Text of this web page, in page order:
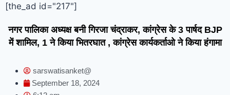
[the_ad id="217"]
नगर पालिका अध्यक्ष बनी गिरजा चंद्राकर, कांग्रेस के 3 पार्षद BJP
में शामिल, 1 ने किया भितरघात , कांग्रेस कार्यकर्ताओ ने किया हंगामा
sarswatisanket@
September 18, 2024